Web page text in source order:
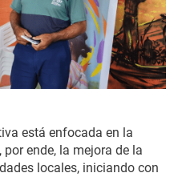
está enfocada en la
ende, la mejora de la
locales, iniciando con